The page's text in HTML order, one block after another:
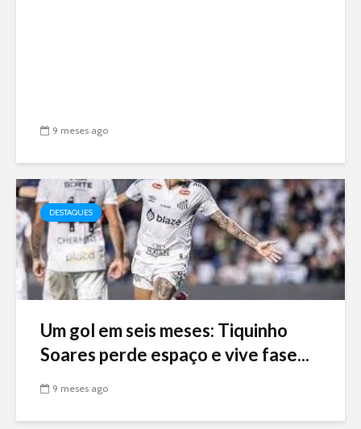
9 meses ago
DESTAQUES
Um gol em seis meses: Tiquinho
Soares perde espaço e vive fase...
9 meses ago